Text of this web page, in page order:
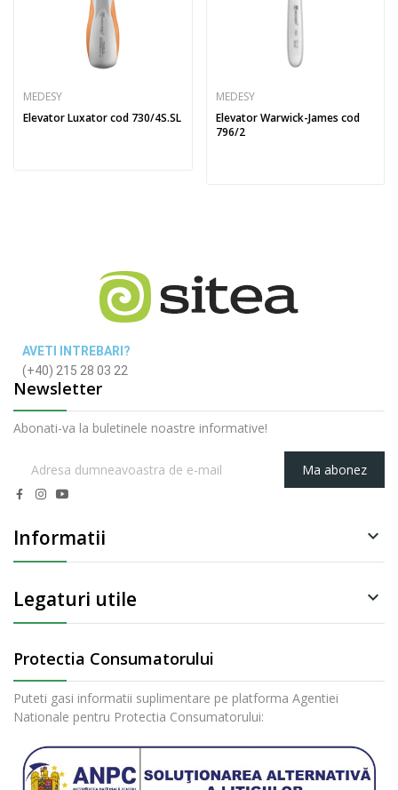
MEDESY
Elevator Luxator cod 730/4S.SL
MEDESY
Elevator Warwick-James cod
796/2
AVETI INTREBARI?
(+40) 215 28 03 22
Newsletter
Abonati-va la buletinele noastre informative!
Ma abonez
Informatii 
Legaturi utile 
Protectia Consumatorului
Puteti gasi informatii suplimentare pe platforma Agentiei
Nationale pentru Protectia Consumatorului: